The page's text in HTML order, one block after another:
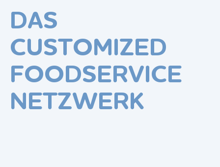
DAS
CUSTOMIZED
FOODSERVICE
NETZWERK